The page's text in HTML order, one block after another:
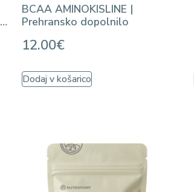
BCAA AMINOKISLINE |
Prehransko dopolnilo
12.00€
Dodaj v košarico